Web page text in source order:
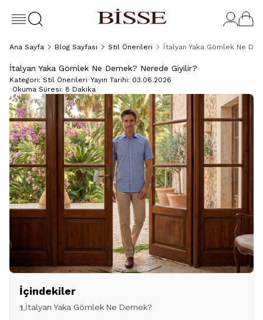
Ana Sayfa Blog Sayfası Stil Önerileri İtalyan Yaka Gömlek Ne
İtalyan Yaka Gömlek Ne Demek? Nerede Giyilir?
Kategori: Stil Önerileri•Yayın Tarihi: 03.06.2026
•Okuma Süresi: 8 Dakika
İçindekiler
1.İtalyan Yaka Gömlek Ne Demek?